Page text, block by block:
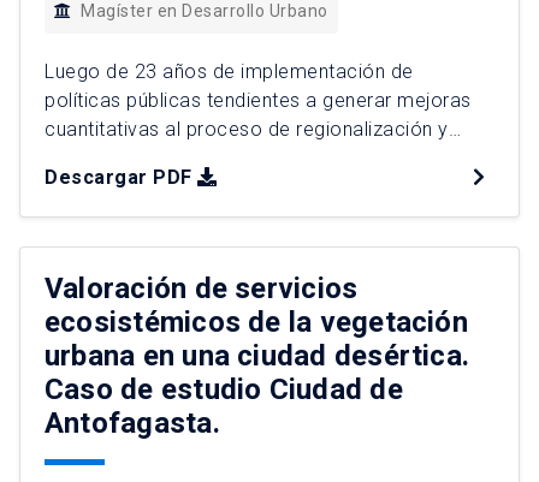
Magíster en Desarrollo Urbano
Luego de 23 años de implementación de
políticas públicas tendientes a generar mejoras
cuantitativas al proceso de regionalización y
regreso de la democracia, se hace necesario
detenerse y generar una visión crítica de este
proceso y sus impactos en la estructura
demográfica y productiva de las regiones. Para
realizar […]
Descargar PDF
Valoración de servicios
ecosistémicos de la vegetación
urbana en una ciudad desértica.
Caso de estudio Ciudad de
Antofagasta.